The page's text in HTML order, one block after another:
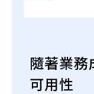
隨著業務
可用性